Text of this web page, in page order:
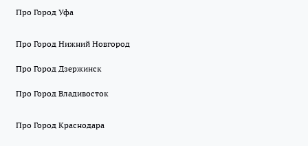
Про Город Уфа
Про Город Нижний Новгород
Про Город Дзержинск
Про Город Владивосток
Про Город Краснодара